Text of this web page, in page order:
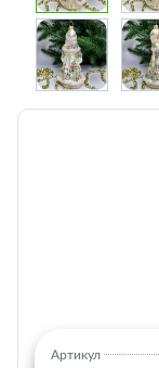
Артикул